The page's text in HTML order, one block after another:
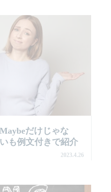
だけじゃな
も例文付きで紹介
2023.4.26